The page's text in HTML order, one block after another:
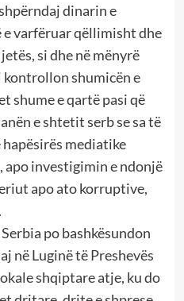
dinarin e
varfëruar qëllimisht dhe
si dhe në mënyrë
shumicën e
shume e qartë pasi që
e shtetit serb se sa të
mediatike
investigimin e ndonjë
apo ato korruptive,
po bashkësundon
në Luginë të Preshevës
shqiptare atje, ku do